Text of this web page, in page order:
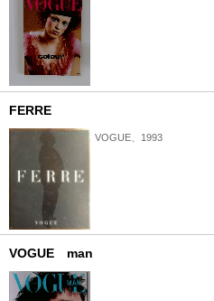
FERRE
VOGUE、1993
VOGUE man